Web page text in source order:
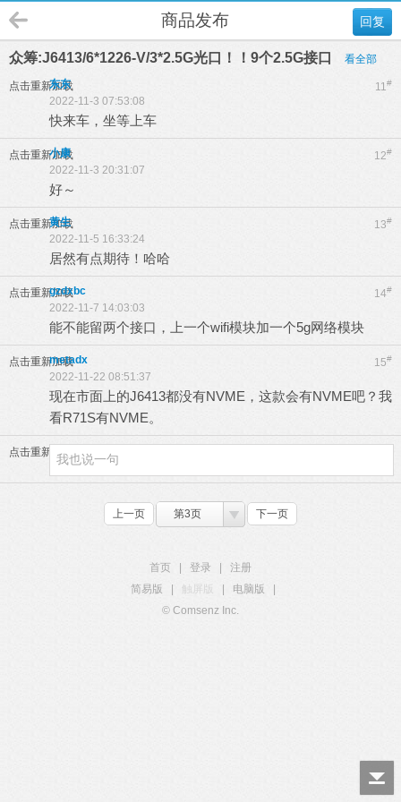
回复
商品发布
众筹:J6413/6*1226-V/3*2.5G光口！！9个2.5G接口 看全部
点击重新加载 11#
东东
2022-11-3 07:53:08
快来车，坐等上车
点击重新加载 12#
小康
2022-11-3 20:31:07
好～
点击重新加载 13#
黄生
2022-11-5 16:33:24
居然有点期待！哈哈
点击重新加载 14#
gzdxbc
2022-11-7 14:03:03
能不能留两个接口，上一个wifi模块加一个5g网络模块
点击重新加载 15#
metadx
2022-11-22 08:51:37
现在市面上的J6413都没有NVME，这款会有NVME吧？我
看R71S有NVME。
点击重新加载
上一页 第3页 下一页
首页 登录
注册
简易版
触屏版 电脑版
© Comsenz Inc.